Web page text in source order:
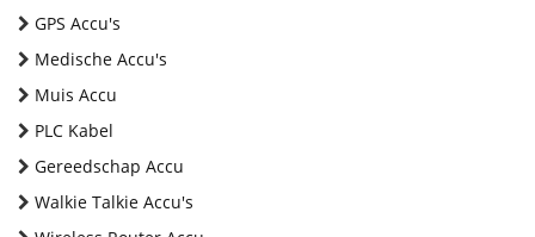
GPS Accu's
Medische Accu's
Muis Accu
PLC Kabel
Gereedschap Accu
Walkie Talkie Accu's